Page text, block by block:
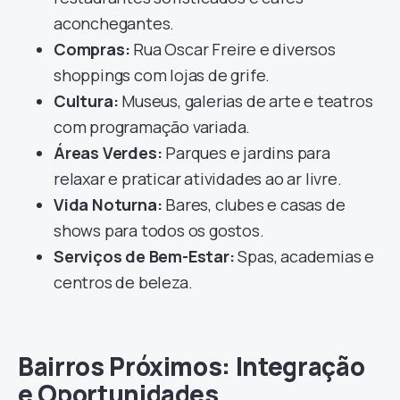
aconchegantes.
Compras: Rua Oscar Freire e diversos
shoppings com lojas de grife.
Cultura: Museus, galerias de arte e teatros
com programação variada.
Áreas Verdes: Parques e jardins para
relaxar e praticar atividades ao ar livre.
Vida Noturna: Bares, clubes e casas de
shows para todos os gostos.
Serviços de Bem-Estar:Spas, academias e
centros de beleza.
Bairros Próximos: Integração